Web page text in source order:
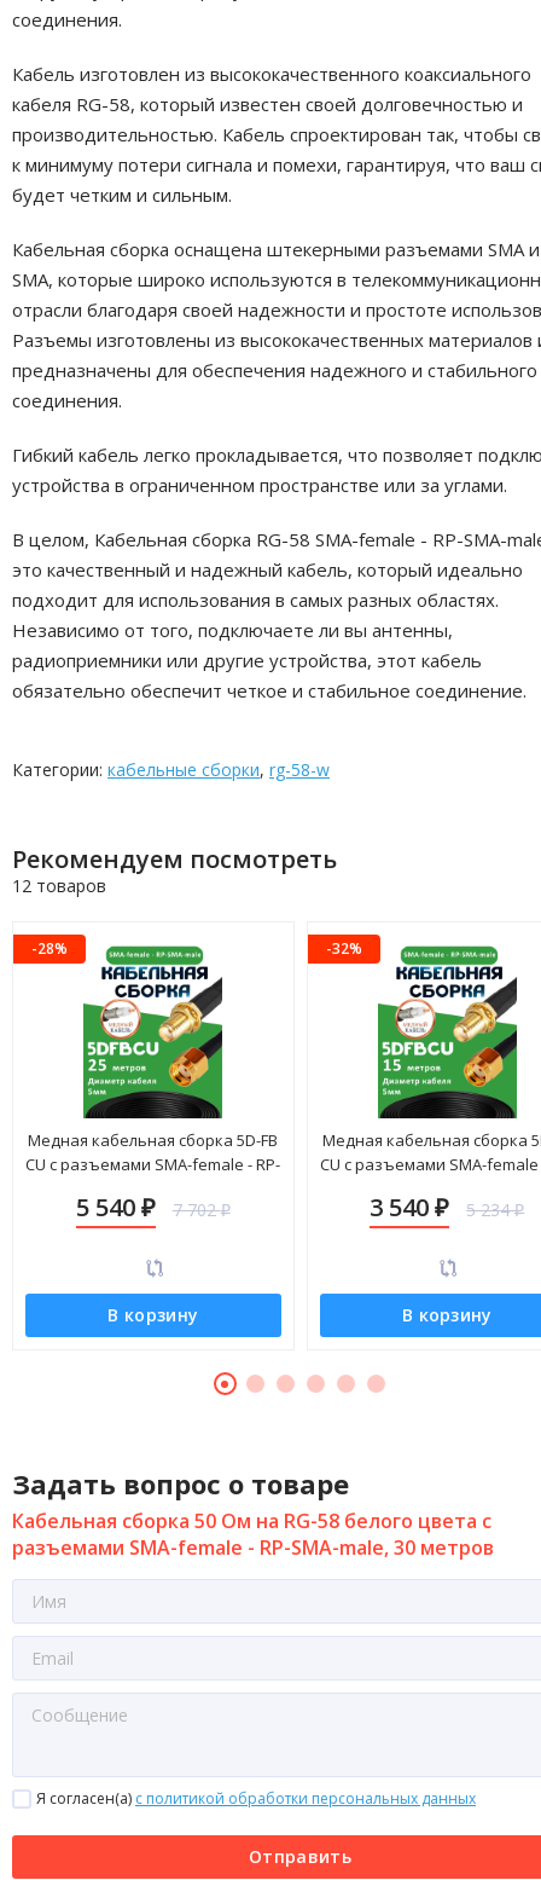
соединения.
Кабель изготовлен из высококачественного коаксиального
кабеля RG-58, который известен своей долговечностью и
производительностью. Кабель спроектирован так, чтобы
к минимуму потери сигнала и помехи, гарантируя, что ваш
будет четким и сильным.
Кабельная сборка оснащена штекерными разъемами SMA
SMA, которые широко используются в
отрасли благодаря своей надежности и простоте
Разъемы изготовлены из высококачественных материалов
предназначены для обеспечения надежного и стабильного
соединения.
Гибкий кабель легко прокладывается, что позволяет
устройства в ограниченном пространстве или за углами.
В целом, Кабельная сборка RG-58 SMA-female - RP-SMA-
это качественный и надежный кабель, который идеально
подходит для использования в самых разных областях.
Независимо от того, подключаете ли вы антенны,
радиоприемники или другие устройства, этот кабель
обязательно обеспечит четкое и стабильное соединение.
Категории: кабельные сборки, rg-58-w
Рекомендуем посмотреть
12 товаров
-28%
Медная кабельная сборка 5D-FB
CU с разъемами SMA-female - RP-
5 540 ₽ 7 702₽
В корзину
-32%
Медная кабельная сборка
CU с разъемами SMA-female
3 540₽ 5 234₽
В корзину
Задать вопрос о товаре
Кабельная сборка 50 Ом на RG-58 белого цвета с
разъемами SMA-female - RP-SMA-male, 30 метров
Я согласен(a) с политикой обработки персональных данных
Отправить